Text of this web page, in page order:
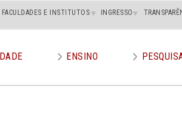
FACULDADES E INSTITUTOS INGRESSO
ENSINO